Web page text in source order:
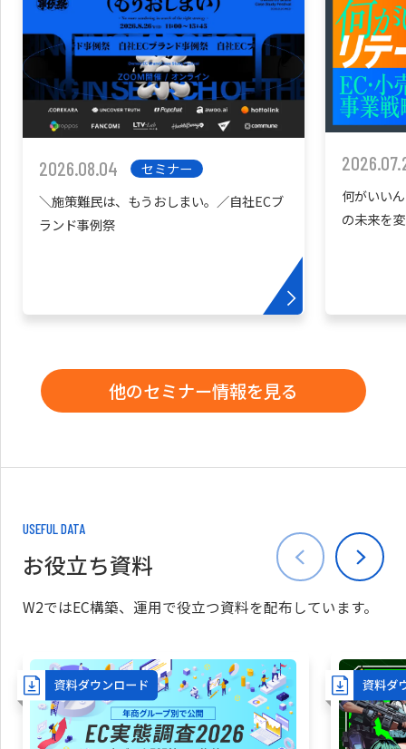
2026.08.04
セミナー
＼施策難民は、もうおしまい。／自社ECブ
ランド事例祭
何がいい
の未来を
他のセミナー情報を見る
USEFUL DATA
お役立ち資料
W2ではEC構築、運用で役立つ資料を配布しています。